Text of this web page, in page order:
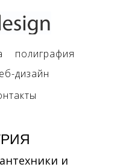
полиграфия
дизайн
и